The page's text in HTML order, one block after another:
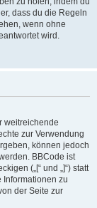
dass du die Regeln
wenn ohne
wird.
weitreichende
zur Verwendung
können jedoch
BBCode ist
(„[“ und „]“) statt
Informationen zu
der Seite zur